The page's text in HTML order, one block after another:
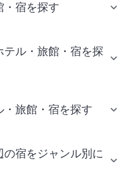
・宿を探す
ル・旅館・宿を探
旅館・宿を探す
宿をジャンル別に